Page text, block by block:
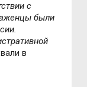
с
были
в